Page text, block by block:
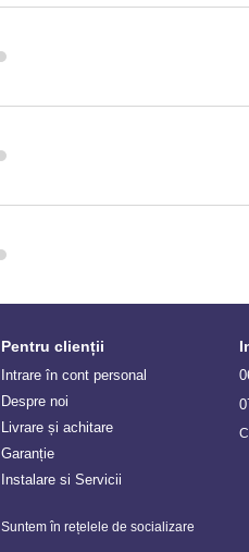
Pentru clienții
Intrare în cont personal
Despre noi
Livrare și achitare
Garanție
Instalare si Servicii
Suntem în rețelele de socializare